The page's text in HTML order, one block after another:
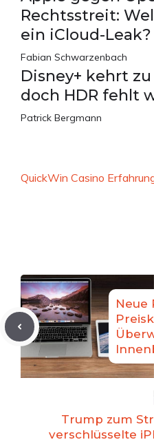
Rechtsstreit:
ein iCloud-Leak?
Fabian Schwarzenbach
Disney+ kehrt
doch HDR fehlt
Patrick Bergmann
QuickWin Casino
Neue
Trump zum
verschlüsselte